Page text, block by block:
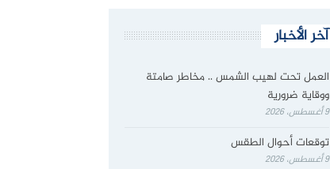
آخر الأخبار
العمل تحت لهيب الشمس .. مخاطر صامتة
ووقاية ضرورية
9 أغسطس، 2026
توقعات أحوال الطقس
9 أغسطس، 2026